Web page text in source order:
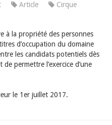
Article Cirque
à la propriété des personnes
d’occupation du domaine
les candidats potentiels dès
permettre l’exercice d’une
le 1er juillet 2017.